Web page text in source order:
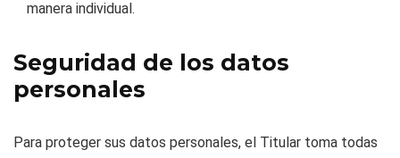
manera individual.
Seguridad de los datos
personales
Para proteger sus datos personales, el Titular toma todas